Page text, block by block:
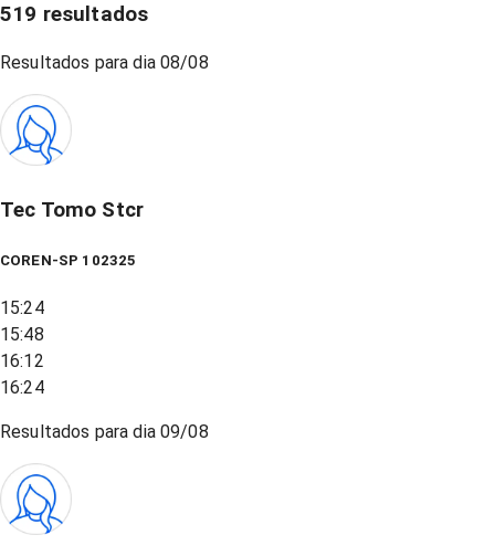
519 resultados
Resultados para dia 08/08
Tec Tomo Stcr
COREN-SP 102325
15:24
15:48
16:12
16:24
Resultados para dia09/08